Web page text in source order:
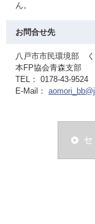
ん。
お問合せ先
八戸市市民環境部
本FP協会青森支部
TEL： 0178-43-9524
E-Mail：
セ